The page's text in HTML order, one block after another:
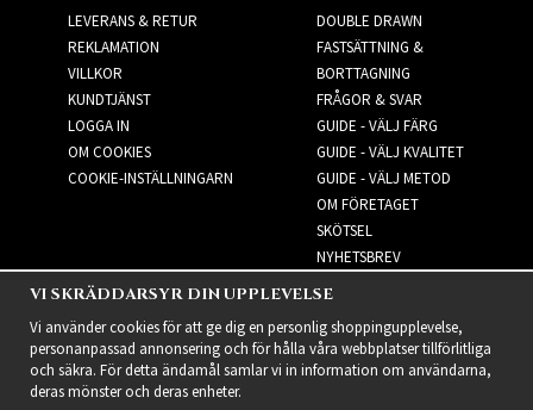
LEVERANS & RETUR
REKLAMATION
VILLKOR
KUNDTJÄNST
LOGGA IN
OM COOKIES
COOKIE-INSTÄLLNINGARN
DOUBLE DRAWN
FASTSÄTTNING &
BORTTAGNING
FRÅGOR & SVAR
GUIDE - VÄLJ FÄRG
GUIDE - VÄLJ KVALITET
GUIDE - VÄLJ METOD
OM FÖRETAGET
SKÖTSEL
NYHETSBREV
NYHETSBREV
VI SKRÄDDARSYR DIN UPPLEVELSE
Vi använder cookies för att ge dig en personlig shoppingupplevelse,
personanpassad annonsering och för hålla våra webbplatser tillförlitliga
och säkra. För detta ändamål samlar vi in information om användarna,
deras mönster och deras enheter.